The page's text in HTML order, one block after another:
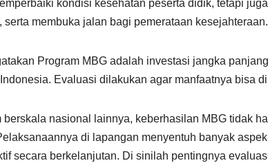
kondisi kesehatan peserta didik, tetapi
membuka jalan bagi pemerataan kesejahteraan.
Program MBG adalah investasi jangka
Evaluasi dilakukan agar manfaatnya bisa
nasional lainnya, keberhasilan MBG tidak
di lapangan menyentuh banyak
secara berkelanjutan. Di sinilah pentingnya